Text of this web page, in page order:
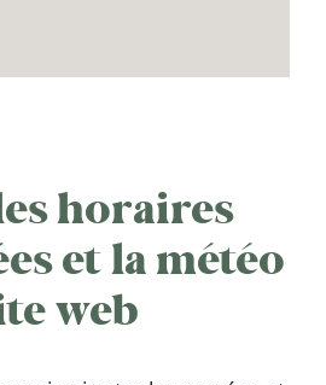
horaires
et la météo
web